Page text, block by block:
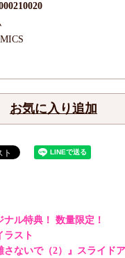
お気に入り追加
ル特典！ 数量限定！
ラスト
ないで（2）』スライド